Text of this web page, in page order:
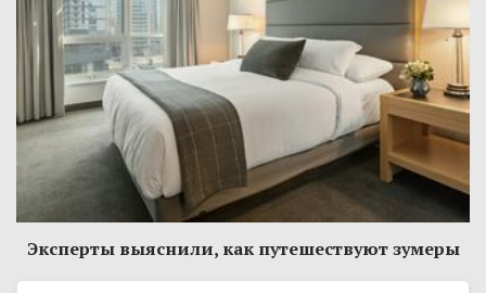
Эксперты выяснили, как путешествуют зумеры